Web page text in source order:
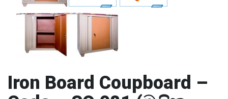
Iron Board Coupboard –